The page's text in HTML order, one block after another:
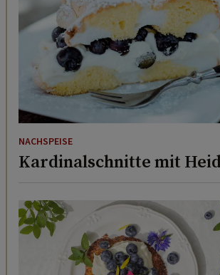
NACHSPEISE
Kardinalschnitte mit